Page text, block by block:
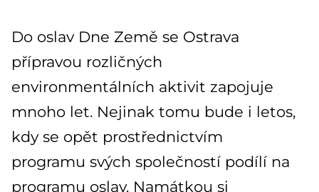
Do oslav Dne Země se Ostrava
přípravou rozličných
environmentálních aktivit zapojuje
mnoho let. Nejinak tomu bude i letos,
kdy se opět prostřednictvím
programu svých společností podílí na
programu oslav. Namátkou si